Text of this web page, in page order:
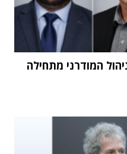
המודרני מתחילה